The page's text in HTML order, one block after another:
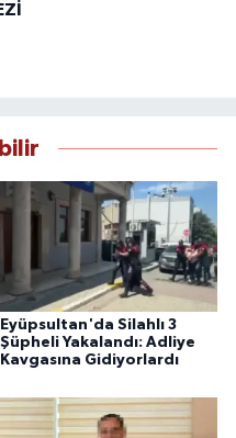
Eyüpsultan'da Silahlı 3
Şüpheli Yakalandı: Adliye
Kavgasına Gidiyorlardı